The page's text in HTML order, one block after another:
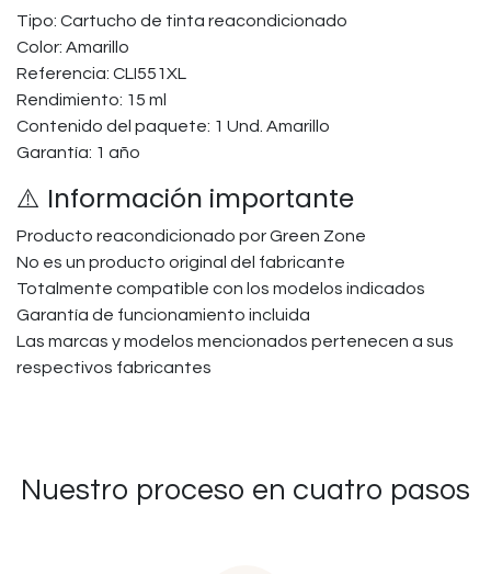
Tipo: Cartucho de tinta reacondicionado
Color: Amarillo
Referencia: CLI551XL
Rendimiento: 15 ml
Contenido del paquete: 1 Und. Amarillo
Garantía: 1 año
⚠️ Información importante
Producto reacondicionado por Green Zone
No es un producto original del fabricante
Totalmente compatible con los modelos indicados
Garantía de funcionamiento incluida
Las marcas y modelos mencionados pertenecen a sus
respectivos fabricantes
Nuestro proceso en cuatro pasos